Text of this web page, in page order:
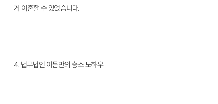
게 이혼할 수 있었습니다.
4. 법무법인 이든만의 승소 노하우